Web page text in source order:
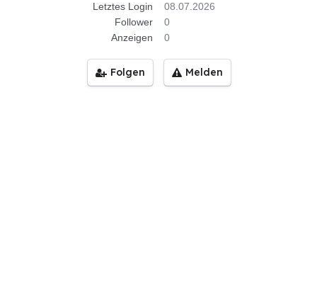
Letztes Login
08.07.2026
Follower
0
Anzeigen
0
Folgen Melden